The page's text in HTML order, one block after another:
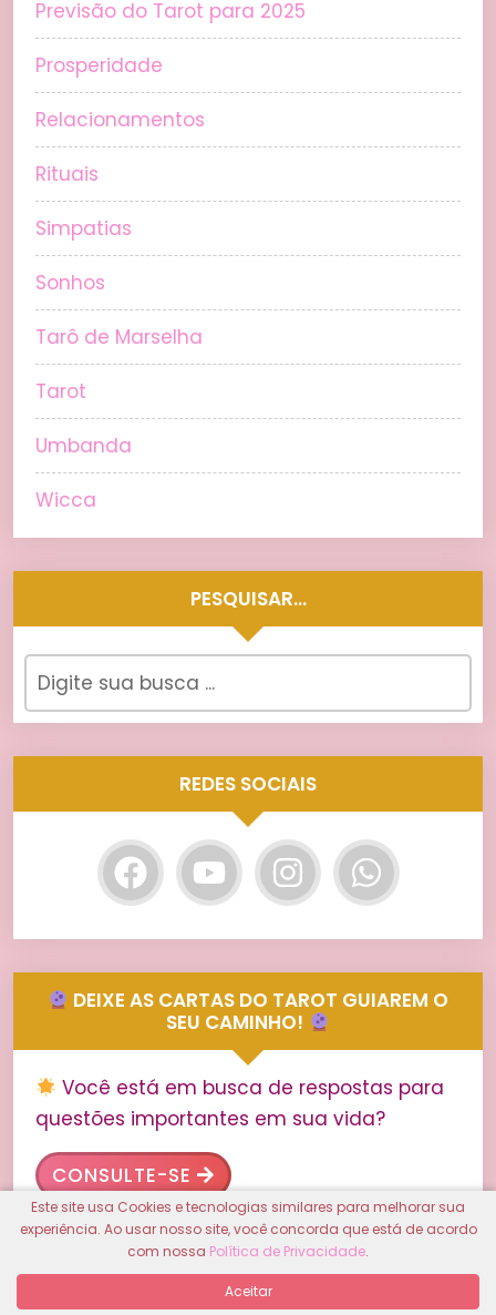
Previsão do Tarot para 2025
Prosperidade
Relacionamentos
Rituais
Simpatias
Sonhos
Tarô de Marselha
Tarot
Umbanda
Wicca
PESQUISAR…
REDES SOCIAIS
DEIXE AS CARTAS DO TAROT GUIAREM O
SEU CAMINHO!
Você está em busca de respostas para
questões importantes em sua vida?
CONSULTE-SE
Este site usa Cookies e tecnologias similares para melhorar sua
experiência. Ao usar nosso site, você concorda que está de acordo
com nossa Política de Privacidade.
Aceitar